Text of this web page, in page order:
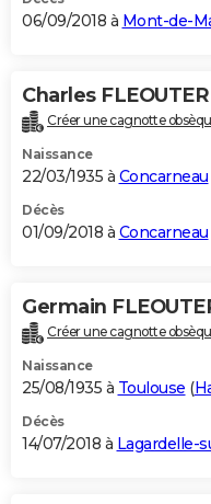
06/09/2018 à Mont-de-
Charles FLEOUTER
Créer une cagnotte
Naissance
22/03/1935 à Concarneau
Décès
01/09/2018 à Concarneau
Germain
Créer une cagnotte
Naissance
25/08/1935 à Toulouse (
Décès
14/07/2018 à Lagardelle-